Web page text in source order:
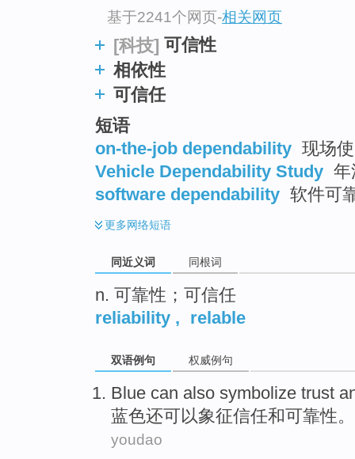
基于2241个网页-相关网页
[科技] 可信性
相依性
可信任
短语
on-the-job dependability 现场
Vehicle Dependability Study 年
software dependability 软件可
更多网络短语
同近义词 同根词
n. 可靠性；可信任
reliability , relable
双语例句 权威例句
Blue can also symbolize trust
蓝色还可以象征信任和可靠性。
youdao